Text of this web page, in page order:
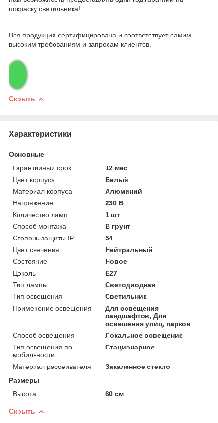
покраску светильника!
Вся продукция сертифицирована и соответствует самим
высоким требованиям и запросам клиентов.
Скрыть
Характеристики
Основные
Гарантийный срок
12 мес
Цвет корпуса
Белый
Материал корпуса
Алюминий
Напряжение
230 В
Количество ламп
1 шт
Способ монтажа
В грунт
Степень защиты IP
54
Цвет свечения
Нейтральный
Состояние
Новое
Цоколь
E27
Тип лампы
Светодиодная
Тип освещения
Светильник
Применение освещения
Для освещения
ландшафтов, Для
освещения улиц, парков
Способ освещения
Локальное освещение
Тип освещения по
мобильности
Стационарное
Материал рассеивателя
Закаленное стекло
Размеры
Высота
60 см
Скрыть